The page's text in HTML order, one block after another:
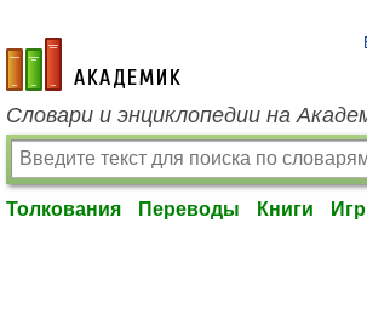
academic.ru
Словари и энциклопедии на
Толкования Переводы Книги